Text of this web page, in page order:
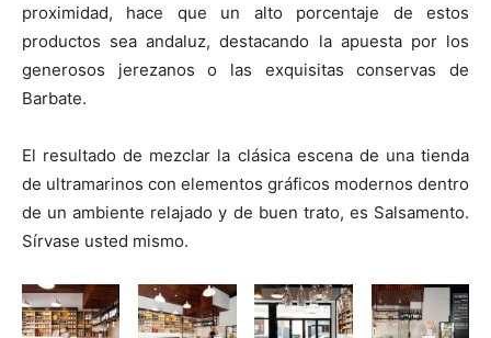
proximidad, hace que un alto porcentaje de estos
productos sea andaluz, destacando la apuesta por los
generosos jerezanos o las exquisitas conservas de
Barbate.
El resultado de mezclar la clásica escena de una tienda
de ultramarinos con elementos gráficos modernos dentro
de un ambiente relajado y de buen trato, es Salsamento.
Sírvase usted mismo.